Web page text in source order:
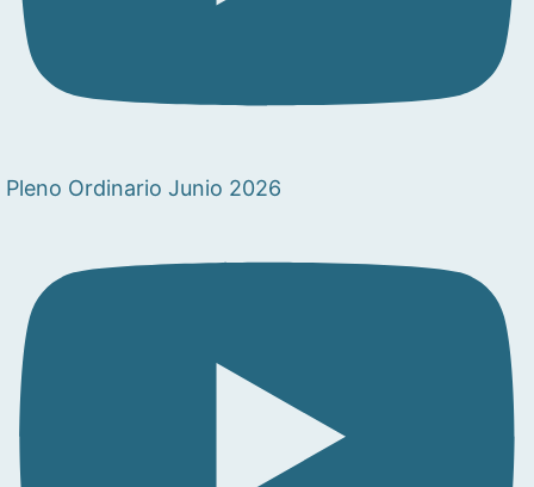
Pleno Ordinario Junio 2026